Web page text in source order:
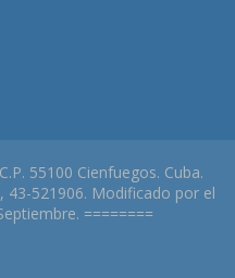
55100 Cienfuegos. Cuba.
43-521906. Modificado por el
========